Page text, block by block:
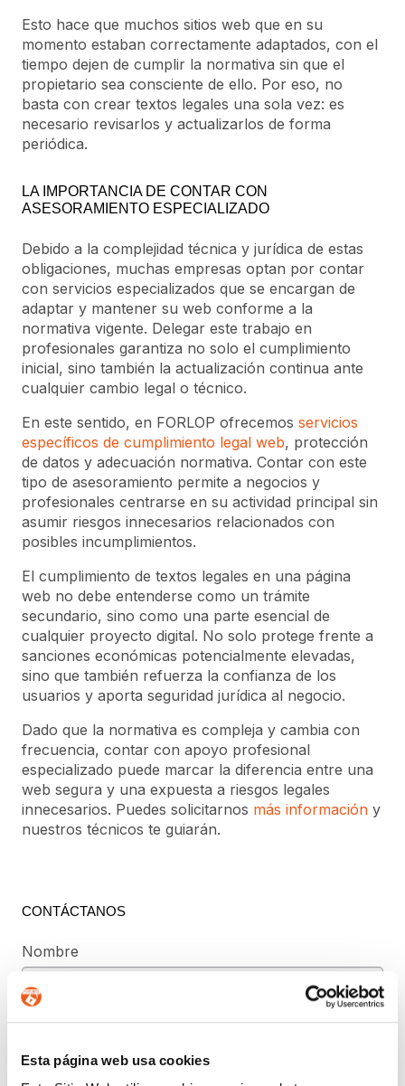
Esta página web usa cookies
Esto hace que muchos sitios web que en su
momento estaban correctamente adaptados, con el
tiempo dejen de cumplir la normativa sin que el
propietario sea consciente de ello. Por eso, no
basta con crear textos legales una sola vez: es
necesario revisarlos y actualizarlos de forma
periódica.
LA IMPORTANCIA DE CONTAR CON
ASESORAMIENTO ESPECIALIZADO
Debido a la complejidad técnica y jurídica de estas
obligaciones, muchas empresas optan por contar
con servicios especializados que se encargan de
adaptar y mantener su web conforme a la
normativa vigente. Delegar este trabajo en
profesionales garantiza no solo el cumplimiento
inicial, sino también la actualización continua ante
cualquier cambio legal o técnico.
En este sentido, en FORLOP ofrecemos servicios
específicos de cumplimiento legal web, protección
de datos y adecuación normativa. Contar con este
tipo de asesoramiento permite a negocios y
profesionales centrarse en su actividad principal sin
asumir riesgos innecesarios relacionados con
posibles incumplimientos.
El cumplimiento de textos legales en una página
web no debe entenderse como un trámite
secundario, sino como una parte esencial de
cualquier proyecto digital. No solo protege frente a
sanciones económicas potencialmente elevadas,
sino que también refuerza la confianza de los
usuarios y aporta seguridad jurídica al negocio.
Dado que la normativa es compleja y cambia con
frecuencia, contar con apoyo profesional
especializado puede marcar la diferencia entre una
web segura y una expuesta a riesgos legales
innecesarios. Puedes solicitarnos más información y
nuestros técnicos te guiarán.
CONTÁCTANOS
Nombre
Teléfono de contacto